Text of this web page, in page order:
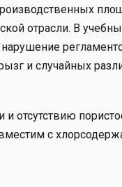
отрасли. В
и случайных
отсутствию
с